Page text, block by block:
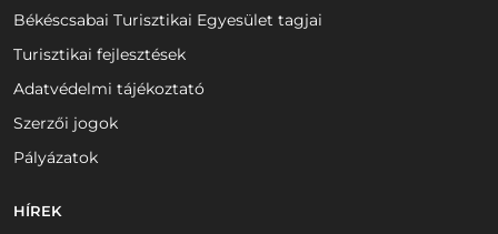
Békéscsabai Turisztikai Egyesület tagjai
Turisztikai fejlesztések
Adatvédelmi tájékoztató
Szerzői jogok
Pályázatok
HÍREK